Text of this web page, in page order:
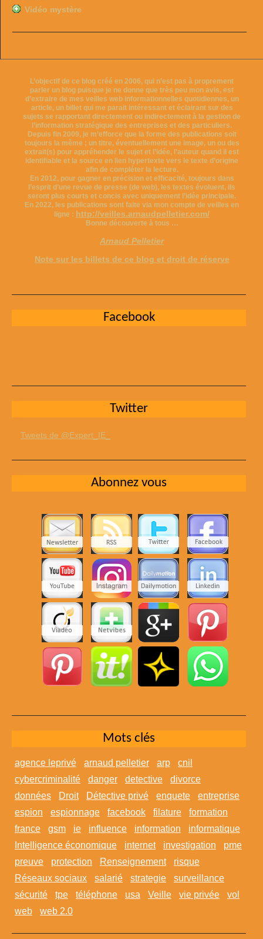
Vidéo mystère
L’objectif de ce blog créé en 2006, qui n’est pas à proprement
parler un blog puisque je ne donne que très peu mon avis, est
d’extraire de mes veilles web informationnelles quotidiennes, un
article, un billet qui me parait intéressant et éclairant sur des
sujets se rapportant directement ou indirectement à la gestion de
l’information stratégique des entreprises et des particuliers.
Depuis fin 2009, je m’efforce que la forme des publications soit
toujours la même ; un titre, éventuellement une image, un ou des
extrait(s) pour appréhender le sujet et l’idée, l’auteur quand il est
identifiable et la source en lien hypertexte vers le texte d’origine
afin de compléter la lecture.
En 2012, pour gagner en précision et efficacité, toujours dans
l’esprit d’une revue de presse (de web), les textes évoluent, ils
seront plus courts et concis avec uniquement l’idée principale.
En 2022, les publications sont faite via mon compte de veilles en
ligne : http://veilles.arnaudpelletier.com/
Bonne découverte à tous …
Arnaud Pelletier
Note sur les billets de ce blog et droit de réserve
Facebook
Twitter
Tweets de @Expert_IE_
Abonnez vous
Mots clés
agence leprivé arnaud pelletier arp
cnil
cybercriminalité
danger detective
divorce
données
Droit Détective privé enquete
entreprise
espion
espionnage facebook filature
formation
france
gsm ie influence information
informatique
Intelligence économique
internet investigation
pme
preuve
protection Renseignement
risque
Réseaux sociaux
salarié strategie
surveillance
sécurité
tpe téléphone usa Veille vie privée
vol
web
web 2.0